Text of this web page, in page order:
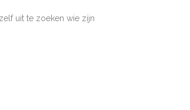
uit te zoeken wie zijn